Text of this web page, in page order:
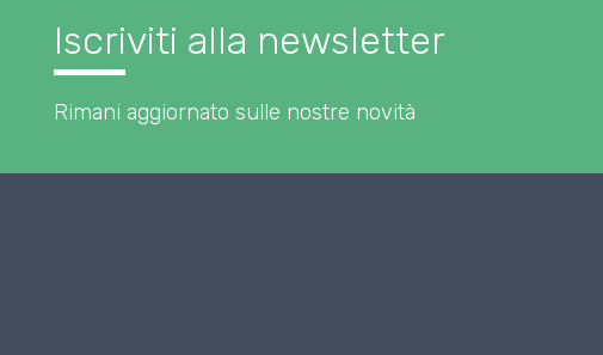
Iscriviti alla newsletter
Rimani aggiornato sulle nostre novità